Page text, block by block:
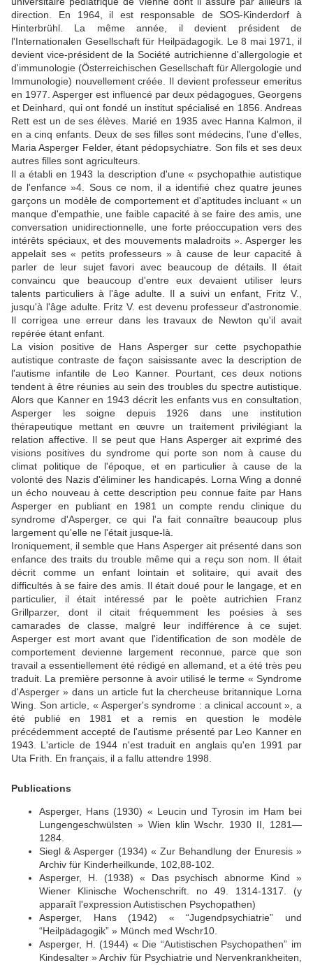
direction. En 1964, il est responsable de SOS-Kinderdorf à
Hinterbrühl. La même année, il devient président de
l'Internationalen Gesellschaft für Heilpädagogik. Le 8 mai 1971, il
devient vice-président de la Société autrichienne d'allergologie et
d'immunologie (Österreichischen Gesellschaft für Allergologie und
Immunologie) nouvellement créée. Il devient professeur emeritus
en 1977. Asperger est influencé par deux pédagogues, Georgens
et Deinhard, qui ont fondé un institut spécialisé en 1856. Andreas
Rett est un de ses élèves. Marié en 1935 avec Hanna Kalmon, il
en a cinq enfants. Deux de ses filles sont médecins, l'une d'elles,
Maria Asperger Felder, étant pédopsychiatre. Son fils et ses deux
autres filles sont agriculteurs.
Il a établi en 1943 la description d'une « psychopathie autistique
de l'enfance »4. Sous ce nom, il a identifié chez quatre jeunes
garçons un modèle de comportement et d'aptitudes incluant « un
manque d'empathie, une faible capacité à se faire des amis, une
conversation unidirectionnelle, une forte préoccupation vers des
intérêts spéciaux, et des mouvements maladroits ». Asperger les
appelait ses « petits professeurs » à cause de leur capacité à
parler de leur sujet favori avec beaucoup de détails. Il était
convaincu que beaucoup d'entre eux devaient utiliser leurs
talents particuliers à l'âge adulte. Il a suivi un enfant, Fritz V.,
jusqu'à l'âge adulte. Fritz V. est devenu professeur d'astronomie.
Il corrigea une erreur dans les travaux de Newton qu'il avait
repérée étant enfant.
La vision positive de Hans Asperger sur cette psychopathie
autistique contraste de façon saisissante avec la description de
l'autisme infantile de Leo Kanner. Pourtant, ces deux notions
tendent à être réunies au sein des troubles du spectre autistique.
Alors que Kanner en 1943 décrit les enfants vus en consultation,
Asperger les soigne depuis 1926 dans une institution
thérapeutique mettant en œuvre un traitement privilégiant la
relation affective. Il se peut que Hans Asperger ait exprimé des
visions positives du syndrome qui porte son nom à cause du
climat politique de l'époque, et en particulier à cause de la
volonté des Nazis d'éliminer les handicapés. Lorna Wing a donné
un écho nouveau à cette description peu connue faite par Hans
Asperger en publiant en 1981 un compte rendu clinique du
syndrome d'Asperger, ce qui l'a fait connaître beaucoup plus
largement qu'elle ne l'était jusque-là.
Ironiquement, il semble que Hans Asperger ait présenté dans son
enfance des traits du trouble même qui a reçu son nom. Il était
décrit comme un enfant lointain et solitaire, qui avait des
difficultés à se faire des amis. Il était doué pour le langage, et en
particulier, il était intéressé par le poète autrichien Franz
Grillparzer, dont il citait fréquemment les poésies à ses
camarades de classe, malgré leur indifférence à ce sujet.
Asperger est mort avant que l'identification de son modèle de
comportement devienne largement reconnue, parce que son
travail a essentiellement été rédigé en allemand, et a été très peu
traduit. La première personne à avoir utilisé le terme « Syndrome
d'Asperger » dans un article fut la chercheuse britannique Lorna
Wing. Son article, « Asperger's syndrome : a clinical account », a
été publié en 1981 et a remis en question le modèle
précédemment accepté de l'autisme présenté par Leo Kanner en
1943. L'article de 1944 n'est traduit en anglais qu'en 1991 par
Uta Frith. En français, il a fallu attendre 1998.
Publications
Asperger, Hans (1930) « Leucin und Tyrosin im Ham bei
Lungengeschwülsten » Wien klin Wschr. 1930 II, 1281—
1284.
Siegl & Asperger (1934) « Zur Behandlung der Enuresis »
Archiv für Kinderheilkunde, 102,88-102.
Asperger, H. (1938) « Das psychisch abnorme Kind »
Wiener Klinische Wochenschrift. no 49. 1314-1317. (y
apparaît l'expression Autistischen Psychopathen)
Asperger, Hans (1942) « “Jugendpsychiatrie” und
“Heilpädagogik” » Münch med Wschr10.
Asperger, H. (1944) « Die “Autistischen Psychopathen” im
Kindesalter » Archiv für Psychiatrie und Nervenkrankheiten,